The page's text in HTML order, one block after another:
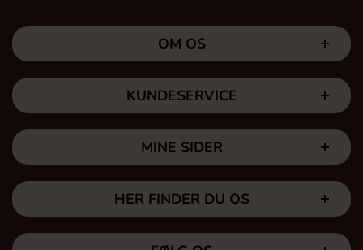
OM OS
KUNDESERVICE
MINE SIDER
HER FINDER DU OS